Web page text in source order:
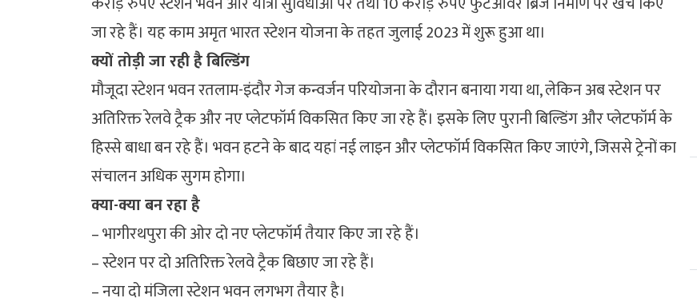
जा रहे हैं। यह काम अमृत भारत स्टेशन योजना के तहत जुलाई 2023 में शुरू हुआ था।
क्यों तोड़ी जा रही है बिल्डिंग
मौजूदा स्टेशन भवन रतलाम-इंदौर गेज कन्वर्जन परियोजना के दौरान बनाया गया था, लेकिन अब स्टेशन पर
अतिरिक्त रेलवे ट्रैक और नए प्लेटफॉर्म विकसित किए जा रहे हैं। इसके लिए पुरानी बिल्डिंग और प्लेटफॉर्म के
हिस्से बाधा बन रहे हैं। भवन हटने के बाद यहां नई लाइन और प्लेटफॉर्म विकसित किए जाएंगे, जिससे ट्रेनों का
संचालन अधिक सुगम होगा।
क्या-क्या बन रहा है
– भागीरथपुरा की ओर दो नए प्लेटफॉर्म तैयार किए जा रहे हैं।
– स्टेशन पर दो अतिरिक्त रेलवे ट्रैक बिछाए जा रहे हैं।
– नया दो मंजिला स्टेशन भवन लगभग तैयार है।